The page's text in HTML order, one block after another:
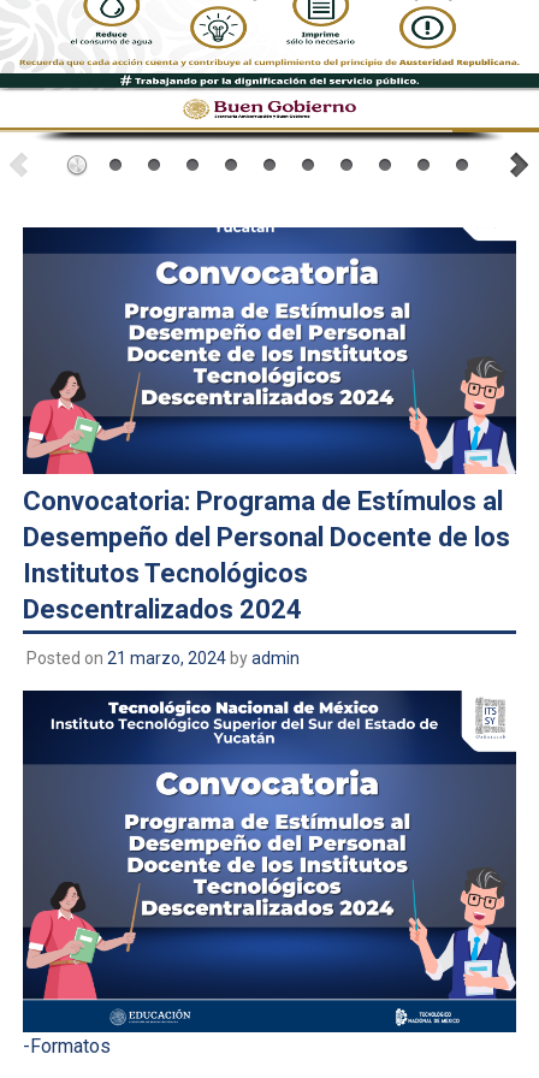
Convocatoria: Programa de Estímulos al
Desempeño del Personal Docente de los
Institutos Tecnológicos
Descentralizados 2024
Posted on 21 marzo, 2024byadmin
-Formatos